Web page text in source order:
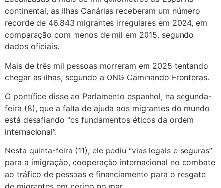
continental, as Ilhas Canárias receberam um número
recorde de 46.843 migrantes irregulares em 2024, em
comparação com menos de mil em 2015, segundo
dados oficiais.
Mais de três mil pessoas morreram em 2025 tentando
chegar às ilhas, segundo a ONG Caminando Fronteras.
O pontífice disse ao Parlamento espanhol, na segunda-
feira (8), que a falta de ajuda aos migrantes do mundo
está desafiando “os fundamentos éticos da ordem
internacional”.
Nesta quinta-feira (11), ele pediu “vias legais e seguras”
para a imigração, cooperação internacional no combate
ao tráfico de pessoas e financiamento para o resgate